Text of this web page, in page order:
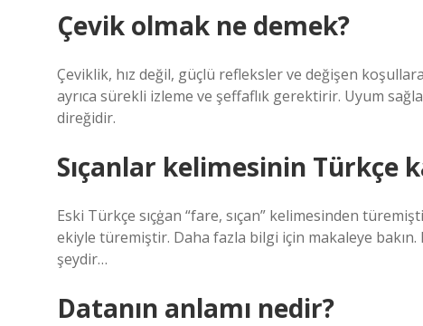
Çevik olmak ne demek?
Çeviklik, hız değil, güçlü refleksler ve değişen
ayrıca sürekli izleme ve şeffaflık gerektirir. Uyum
direğidir.
Sıçanlar kelimesinin Türkçe
Eski Türkçe sıçġan “fare, sıçan” kelimesinden
ekiyle türemiştir. Daha fazla bilgi için makaleye bakın.
şeydir…
Datanın anlamı nedir?